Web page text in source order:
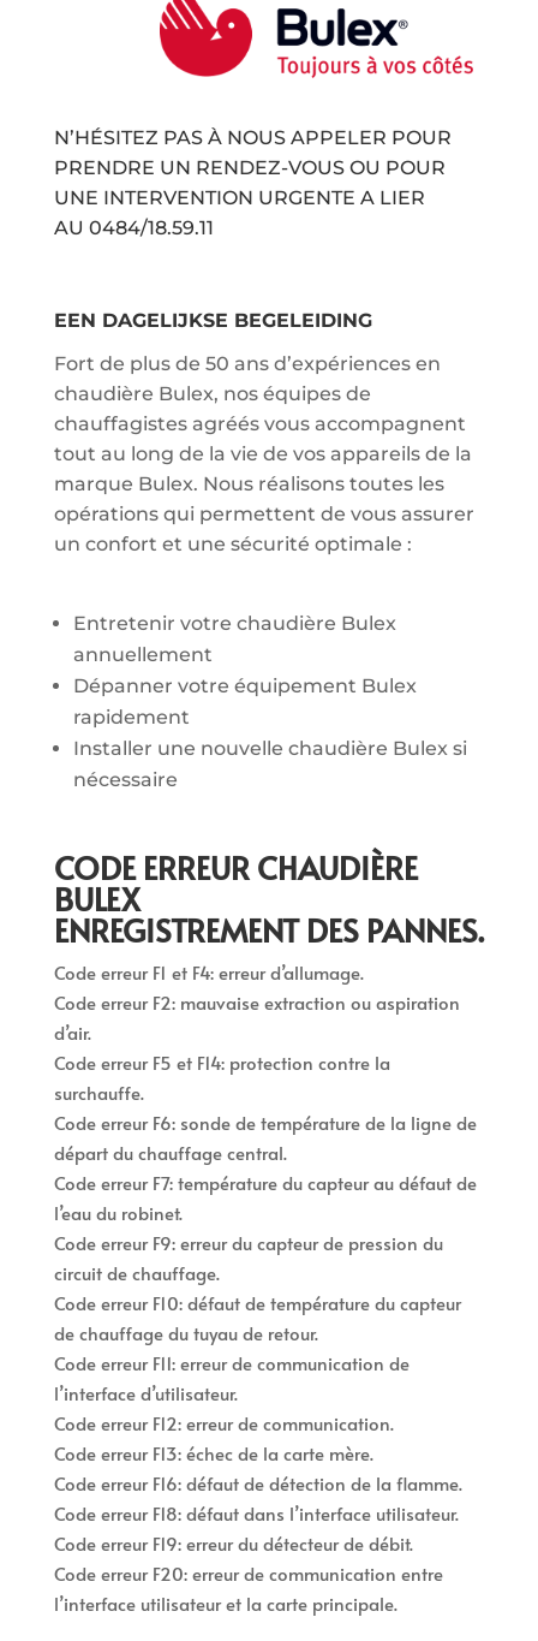
N’HÉSITEZ PAS À NOUS APPELER POUR
PRENDRE UN RENDEZ-VOUS OU POUR
UNE INTERVENTION URGENTE A LIER
AU 0484/18.59.11
EEN DAGELIJKSE BEGELEIDING
Fort de plus de 50 ans d’expériences en
chaudière Bulex, nos équipes de
chauffagistes agréés vous accompagnent
tout au long de la vie de vos appareils de la
marque Bulex. Nous réalisons toutes les
opérations qui permettent de vous assurer
un confort et une sécurité optimale :
Entretenir votre chaudière Bulex
annuellement
Dépanner votre équipement Bulex
rapidement
Installer une nouvelle chaudière Bulex si
nécessaire
CODE ERREUR CHAUDIÈRE
BULEX
ENREGISTREMENT DES PANNES.
Code erreur F1 et F4: erreur d’allumage.
Code erreur F2: mauvaise extraction ou aspiration
d’air.
Code erreur F5 et F14: protection contre la
surchauffe.
Code erreur F6: sonde de température de la ligne de
départ du chauffage central.
Code erreur F7: température du capteur au défaut de
l’eau du robinet.
Code erreur F9: erreur du capteur de pression du
circuit de chauffage.
Code erreur F10: défaut de température du capteur
de chauffage du tuyau de retour.
Code erreur F11: erreur de communication de
l’interface d’utilisateur.
Code erreur F12: erreur de communication.
Code erreur F13: échec de la carte mère.
Code erreur F16: défaut de détection de la flamme.
Code erreur F18: défaut dans l’interface utilisateur.
Code erreur F19: erreur du détecteur de débit.
Code erreur F20: erreur de communication entre
l’interface utilisateur et la carte principale.